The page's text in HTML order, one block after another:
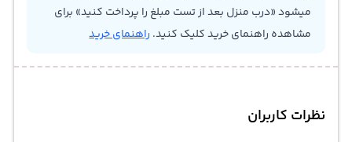
میشود «درب منزل بعد از تست مبلغ را پرداخت کنید» برای
مشاهده راهنمای خرید کلیک کنید. راهنمای خرید
نظرات کاربران